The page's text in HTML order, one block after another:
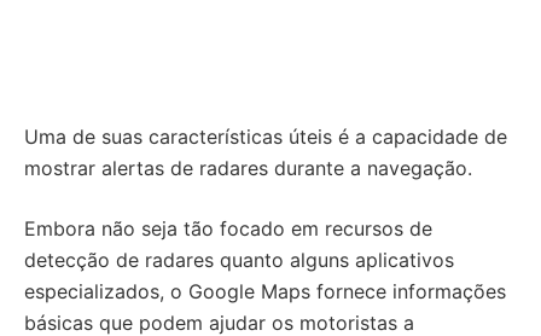
Uma de suas características úteis é a capacidade de
mostrar alertas de radares durante a navegação.
Embora não seja tão focado em recursos de
detecção de radares quanto alguns aplicativos
especializados, o Google Maps fornece informações
básicas que podem ajudar os motoristas a